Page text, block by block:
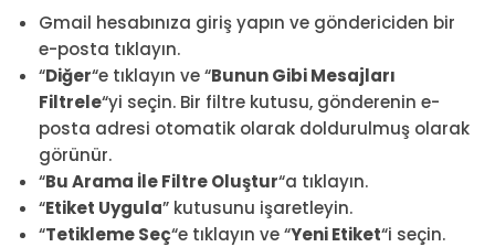
Gmail hesabınıza giriş yapın ve göndericiden bir
e-posta tıklayın.
“Diğer“e tıklayın ve “Bunun Gibi Mesajları
Filtrele“yi seçin. Bir filtre kutusu, gönderenin e-
posta adresi otomatik olarak doldurulmuş olarak
görünür.
“Bu Arama İle Filtre Oluştur“a tıklayın.
“Etiket Uygula” kutusunu işaretleyin.
“Tetikleme Seç“e tıklayın ve “Yeni Etiket“i seçin.